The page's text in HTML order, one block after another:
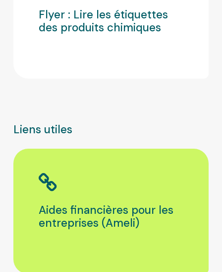
Flyer : Lire les étiquettes
des produits chimiques
Liens utiles
Aides financières pour les
entreprises (Ameli)